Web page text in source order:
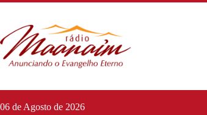
06 de Agosto de 2026